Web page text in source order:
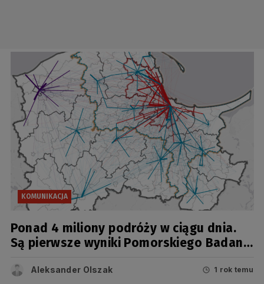
KOMUNIKACJA
Ponad 4 miliony podróży w ciągu dnia.
Są pierwsze wyniki Pomorskiego Badania
Aleksander Olszak 1 rok temu